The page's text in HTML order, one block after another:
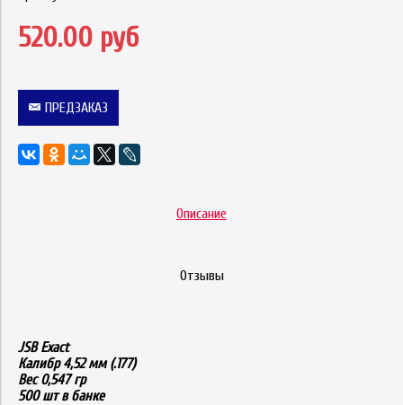
520.00 руб
ПРЕДЗАКАЗ
Описание
Отзывы
JSB Exact
Калибр 4,52 мм (.177)
Вес 0,547 гр
500 шт в банке